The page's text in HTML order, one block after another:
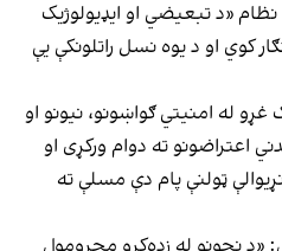
«د تبعیضي او ایډیولوژیک
کوي او د یوه نسل راتلونکې یې
له امنیتي ګواښونو، نیونو او
اعتراضونو ته دوام ورکړی او
ټولنې پام دې مسلې ته